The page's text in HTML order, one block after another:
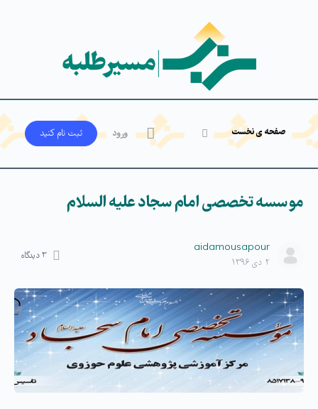
صفحه ی نخست ورود ثبت‌ نام کنید
موسسه تخصصی امام سجاد علیه السلام
aidamousapour
۲ دی ۱۳۹۶
۳دیدگاه